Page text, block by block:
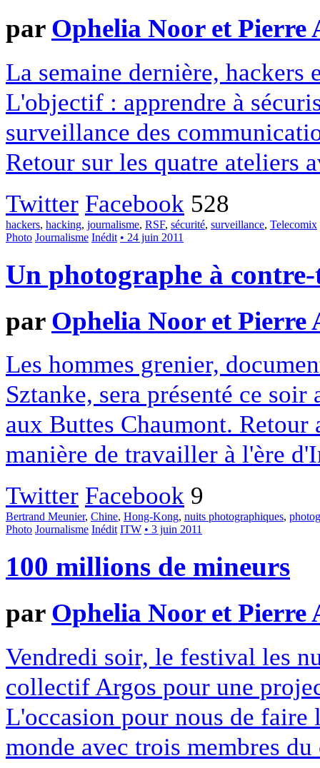
par Ophelia Noor et Pierre
La semaine dernière,
L'objectif : apprendre à
surveillance des
Retour sur les quatre ateliers
Twitter Facebook 528
hackers, hacking, journalisme, RSF, sécurité, surveillance, Telecomix
Photo Journalisme Inédit • 24 juin 2011
Un photographe à contre-
par Ophelia Noor et Pierre
Les hommes grenier,
Sztanke, sera présenté ce
aux Buttes Chaumont.
manière de travailler à l'ère
Twitter Facebook 9
Bertrand Meunier, Chine, Hong-Kong, nuits photographiques,
Photo Journalisme Inédit ITW • 3 juin 2011
100 millions de mineurs
par Ophelia Noor et Pierre
Vendredi soir, le festival les
collectif Argos pour une
L'occasion pour nous de faire
monde avec trois membres